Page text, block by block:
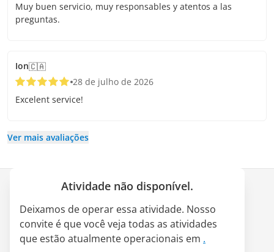
Muy buen servicio, muy responsables y atentos a las
preguntas.
Ion🇨🇦
28 de julho de 2026
Excelent service!
Ver mais avaliações
Atividade não disponível.
Deixamos de operar essa atividade. Nosso
convite é que você veja todas as atividades
que estão atualmente operacionais em .
Quem somos
Parceria LATAM Pass
Empregos